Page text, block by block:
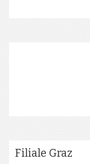
Filiale Graz